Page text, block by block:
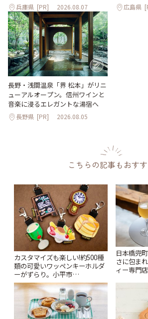
兵庫県 [PR] 2026.08.07 広島県
長野・浅間温泉「界 松本」がリニ
ューアルオープン。信州ワインと
音楽に浸るエレガントな湯宿へ
長野県 [PR] 2026.08.05
こちらの記事もおす
カスタマイズも楽しい!約500種
類の可愛いワッペンキーホルダ
ーがずらり。小平市
「Kimamaya T&K」 | ことりっ
ぷ
日本橋兜
さに包ま
ィー専門